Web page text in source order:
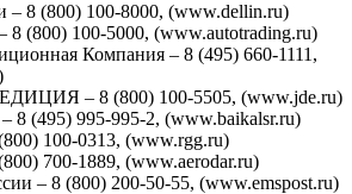
– 8 (800) 100-8000, (www.dellin.ru)
8 (800) 100-5000, (www.autotrading.ru)
Компания – 8 (495) 660-1111,
– 8 (800) 100-5505, (www.jde.ru)
8 (495) 995-995-2, (www.baikalsr.ru)
100-0313, (www.rgg.ru)
700-1889, (www.aerodar.ru)
– 8 (800) 200-50-55, (www.emspost.ru)